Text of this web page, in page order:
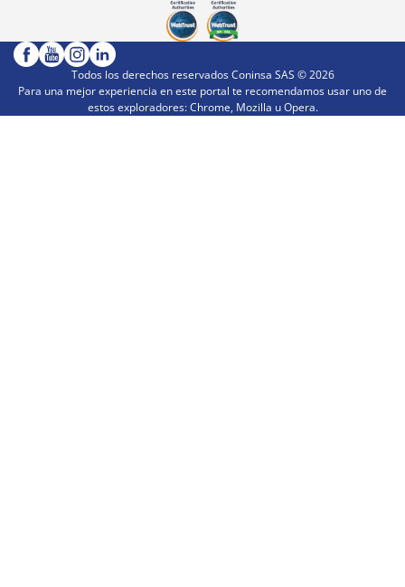
Todos los derechos reservados Coninsa SAS ©2026
Para una mejor experiencia en este portal te recomendamos usar uno de
estos exploradores: Chrome, Mozilla u Opera.